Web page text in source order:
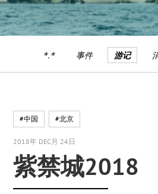
*.* 事件 游记
#中国 #北京
2018年 DEC月 24日
紫禁城2018